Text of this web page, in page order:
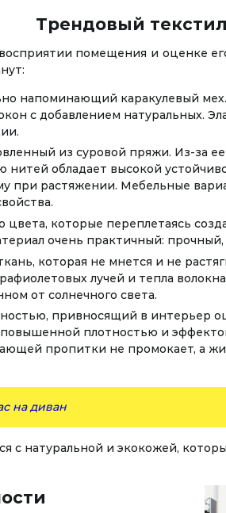
Трендовый
помещения и оценке
напоминающий каракулевый
с добавлением натуральных.
из суровой пряжи. Из-за
нитей обладает высокой
при растяжении. Мебельные
которые переплетаясь
очень практичный:
которая не мнется и не
лучей и тепла
от солнечного света.
привносящий в
плотностью и
пропитки не промокает, а
на диван
с натуральной и экокожей,